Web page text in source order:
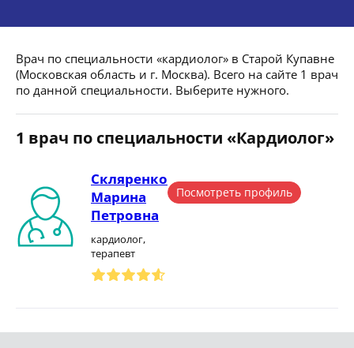
Врач по специальности «кардиолог» в Старой Купавне
(Московская область и г. Москва). Всего на сайте 1 врач
по данной специальности. Выберите нужного.
1 врач по специальности «Кардиолог»
Скляренко
Марина
Петровна
кардиолог,
терапевт
Посмотреть профиль